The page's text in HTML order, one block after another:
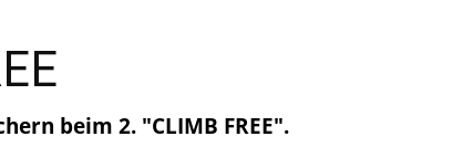
beim 2. "CLIMB FREE".